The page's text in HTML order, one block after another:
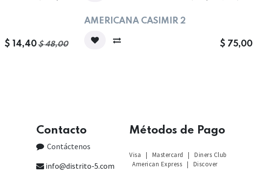
$ 14,40$48,00
AMERICANA CASIMIR 2
$75,00
Contacto
Contáctenos
info@distrito-5.com
Métodos de Pago
Visa | Mastercard |
Diners Club
American Express | Discover